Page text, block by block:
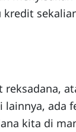
ada
kita di